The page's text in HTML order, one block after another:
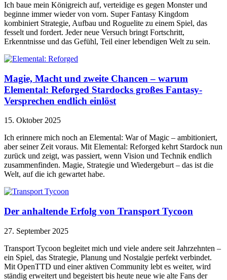
Ich baue mein Königreich auf, verteidige es gegen Monster und
beginne immer wieder von vorn. Super Fantasy Kingdom
kombiniert Strategie, Aufbau und Roguelite zu einem Spiel, das
fesselt und fordert. Jeder neue Versuch bringt Fortschritt,
Erkenntnisse und das Gefühl, Teil einer lebendigen Welt zu sein.
Magie, Macht und zweite Chancen – warum
Elemental: Reforged Stardocks großes Fantasy-
Versprechen endlich einlöst
15. Oktober 2025
Ich erinnere mich noch an Elemental: War of Magic – ambitioniert,
aber seiner Zeit voraus. Mit Elemental: Reforged kehrt Stardock nun
zurück und zeigt, was passiert, wenn Vision und Technik endlich
zusammenfinden. Magie, Strategie und Wiedergeburt – das ist die
Welt, auf die ich gewartet habe.
Der anhaltende Erfolg von Transport Tycoon
27. September 2025
Transport Tycoon begleitet mich und viele andere seit Jahrzehnten –
ein Spiel, das Strategie, Planung und Nostalgie perfekt verbindet.
Mit OpenTTD und einer aktiven Community lebt es weiter, wird
ständig erweitert und begeistert bis heute neue wie alte Fans der